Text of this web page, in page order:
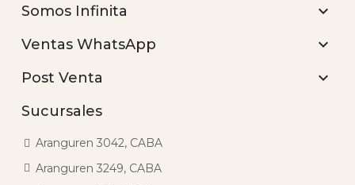
Somos Infinita 
Ventas WhatsApp 
Post Venta 
Sucursales
Aranguren 3042, CABA
Aranguren 3249, CABA